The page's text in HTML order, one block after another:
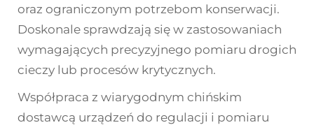
oraz ograniczonym potrzebom konserwacji.
Doskonale sprawdzają się w zastosowaniach
wymagających precyzyjnego pomiaru drogich
cieczy lub procesów krytycznych.
Współpraca z wiarygodnym chińskim
dostawcą urządzeń do regulacji i pomiaru